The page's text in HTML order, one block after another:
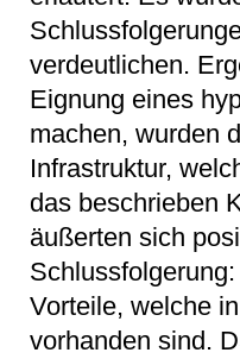
verdeutlichen.
Eignung eines
machen, wurden
Infrastruktur,
das beschrieben
äußerten sich
Vorteile, welche
vorhanden sind.